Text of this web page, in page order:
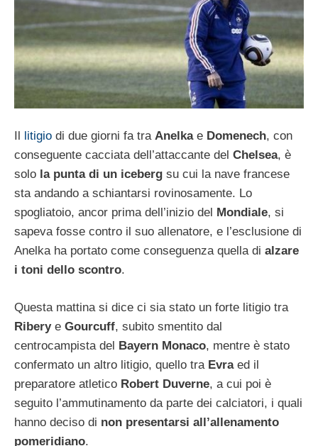
litigio di due giorni fa tra Anelka e Domenech, con
conseguente cacciata dell’attaccante del Chelsea, è
solo la punta di un iceberg su cui la nave francese
sta andando a schiantarsi rovinosamente. Lo
spogliatoio, ancor prima dell’inizio del
Mondiale, si
sapeva fosse contro il suo allenatore, e l’esclusione di
Anelka ha portato come conseguenza quella di alzare
i toni dello scontro.
Questa mattina si dice ci sia stato un forte litigio tra
Ribery e Gourcuff, subito smentito dal
centrocampista del Bayern Monaco, mentre è stato
confermato un altro litigio, quello tra Evra ed il
preparatore atletico Robert Duverne, a cui poi è
seguito l’ammutinamento da parte dei calciatori, i quali
hanno deciso di non presentarsi all’allenamento
pomeridiano.